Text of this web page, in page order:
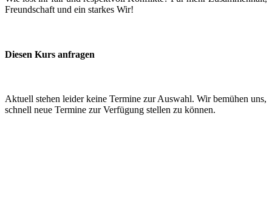
Freundschaft und ein starkes Wir!
Diesen Kurs anfragen
Aktuell stehen leider keine Termine zur Auswahl. Wir bemühen uns,
schnell neue Termine zur Verfügung stellen zu können.